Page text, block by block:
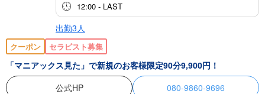
12:00 - LAST
出勤3人
クーポン セラピスト募集
「マニアックス見た」で新規のお客様限定90分9,900円！
公式HP
080-9860-9696